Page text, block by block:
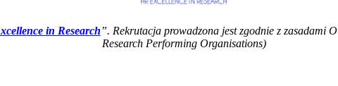
in Research”. Rekrutacja prowadzona jest zgodnie z zasadami
Research Performing Organisations)